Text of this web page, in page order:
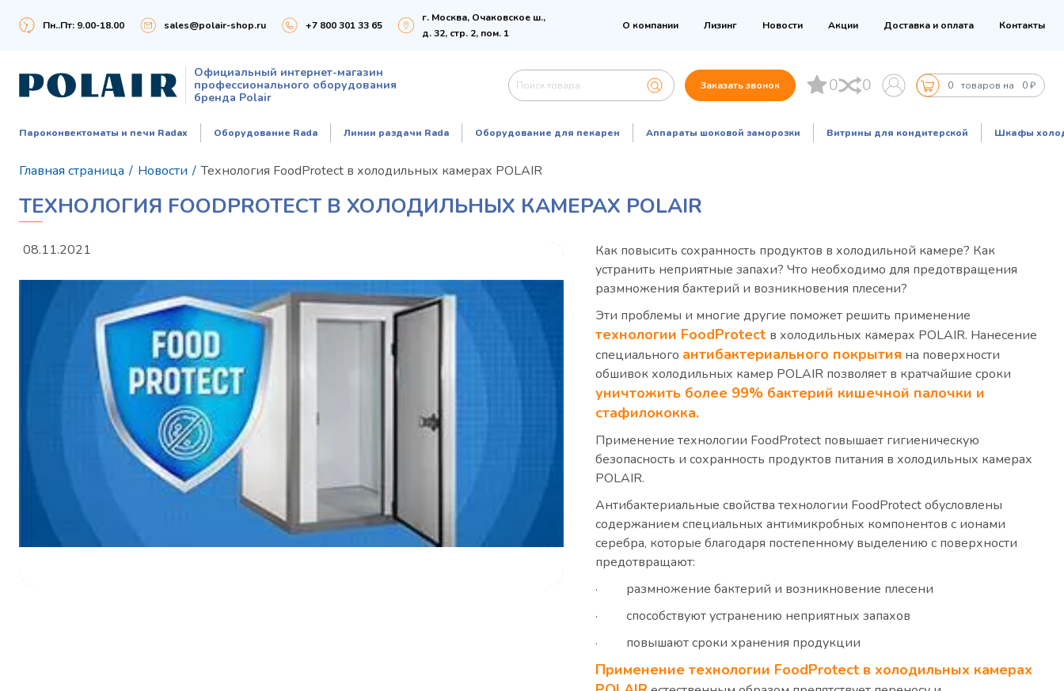
Пн..Пт: 9.00-18.00 sales@polair-shop.ru +7 800 301 33 65
г. Москва, Очаковское ш.,
д. 32, стр. 2, пом. 1
О компании Лизинг Новости Акции Доставка и оплата Контакты
Официальный интернет-магазин
профессионального оборудования
бренда Polair
Заказать звонок 0 0 0 товаров на 0 ₽
Пароконвектоматы и печи Radax Оборудование Rada Линии раздачи Rada Оборудование для пекарен Аппараты шоковой заморозки Витрины для кондитерской Шкафы
Главная страница / Новости / Технология FoodProtect в холодильных камерах POLAIR
ТЕХНОЛОГИЯ FOODPROTECT В ХОЛОДИЛЬНЫХ КАМЕРАХ POLAIR
08.11.2021
Как повысить сохранность продуктов в холодильной камере? Как
устранить неприятные запахи? Что необходимо для предотвращения
размножения бактерий и возникновения плесени?
Эти проблемы и многие другие поможет решить применение
технологии FoodProtect в холодильных камерах POLAIR. Нанесение
специального антибактериального покрытия на поверхности
обшивок холодильных камер POLAIR позволяет в кратчайшие сроки
уничтожить более 99% бактерий кишечной палочки и
стафилококка.
Применение технологии FoodProtect повышает гигиеническую
безопасность и сохранность продуктов питания в холодильных камерах
POLAIR.
Антибактериальные свойства технологии FoodProtect обусловлены
содержанием специальных антимикробных компонентов с ионами
серебра, которые благодаря постепенному выделению с поверхности
предотвращают:
· размножение бактерий и возникновение плесени
· способствуют устранению неприятных запахов
· повышают сроки хранения продукции
Применение технологии FoodProtect в холодильных камерах